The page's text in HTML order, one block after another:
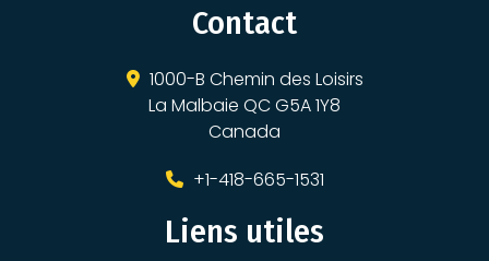
Contact
1000-B Chemin des Loisirs
La Malbaie QC G5A 1Y8
Canada
+1-418-665-1531
Liens utiles